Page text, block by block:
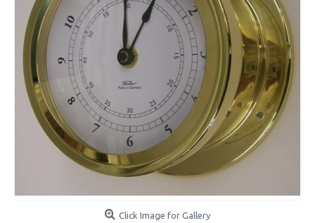
Click Image for Gallery